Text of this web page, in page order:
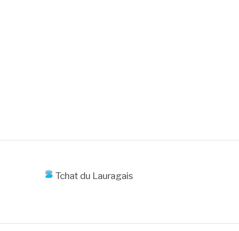
Tchat du Lauragais